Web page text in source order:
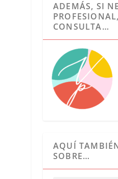
ADEMÁS, SI
CONSULTA…
AQUÍ
SOBRE…